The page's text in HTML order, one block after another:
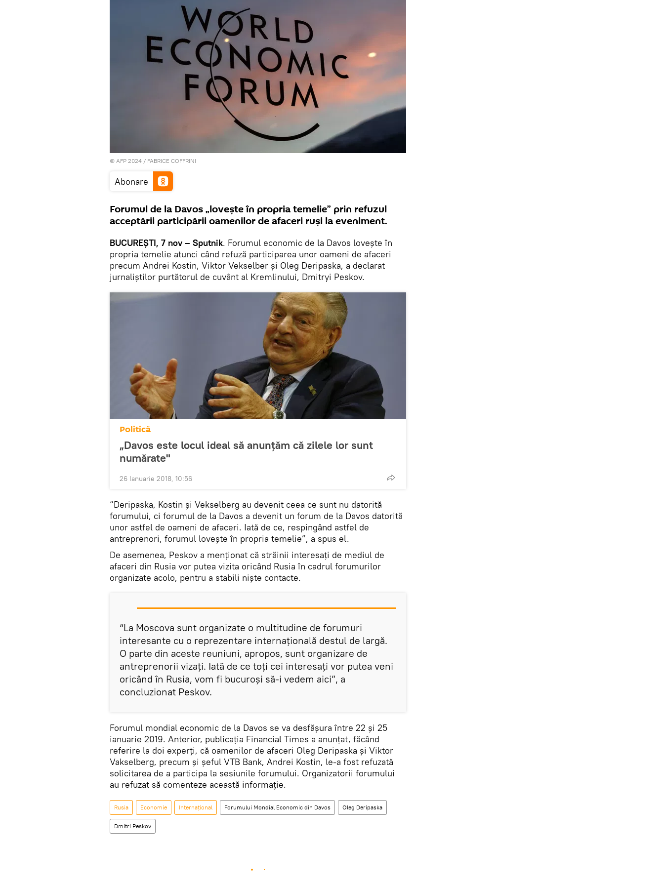
© AFP 2024 / FABRICE COFFRINI
Abonare
Forumul de la Davos „lovește în propria temelie” prin refuzul
acceptării participării oamenilor de afaceri ruși la eveniment.
BUCUREȘTI, 7 nov – Sputnik. Forumul economic de la Davos lovește în
propria temelie atunci când refuză participarea unor oameni de afaceri
precum Andrei Kostin, Viktor Vekselber și Oleg Deripaska, a declarat
jurnaliștilor purtătorul de cuvânt al Kremlinului, Dmitryi Peskov.
Politică
„Davos este locul ideal să anunţăm că zilele lor sunt
numărate"
26 Ianuarie 2018, 10:56
“Deripaska, Kostin și Vekselberg au devenit ceea ce sunt nu datorită
forumului, ci forumul de la Davos a devenit un forum de la Davos datorită
unor astfel de oameni de afaceri. Iată de ce, respingând astfel de
antreprenori, forumul lovește în propria temelie”, a spus el.
De asemenea, Peskov a menționat că străinii interesați de mediul de
afaceri din Rusia vor putea vizita oricând Rusia în cadrul forumurilor
organizate acolo, pentru a stabili niște contacte.
“La Moscova sunt organizate o multitudine de forumuri
interesante cu o reprezentare internațională destul de largă.
O parte din aceste reuniuni, apropos, sunt organizare de
antreprenorii vizați. Iată de ce toți cei interesați vor putea veni
oricând în Rusia, vom fi bucuroși să-i vedem aici”, a
concluzionat Peskov.
Forumul mondial economic de la Davos se va desfășura între 22 și 25
ianuarie 2019. Anterior, publicația Financial Times a anunțat, făcând
referire la doi experți, că oamenilor de afaceri Oleg Deripaska și Viktor
Vakselberg, precum și șeful VTB Bank, Andrei Kostin, le-a fost refuzată
solicitarea de a participa la sesiunile forumului. Organizatorii forumului
au refuzat să comenteze această informație.
Rusia Economie Internaţional Forumului Mondial Economic din Davos Oleg Deripaska
Dmitri Peskov